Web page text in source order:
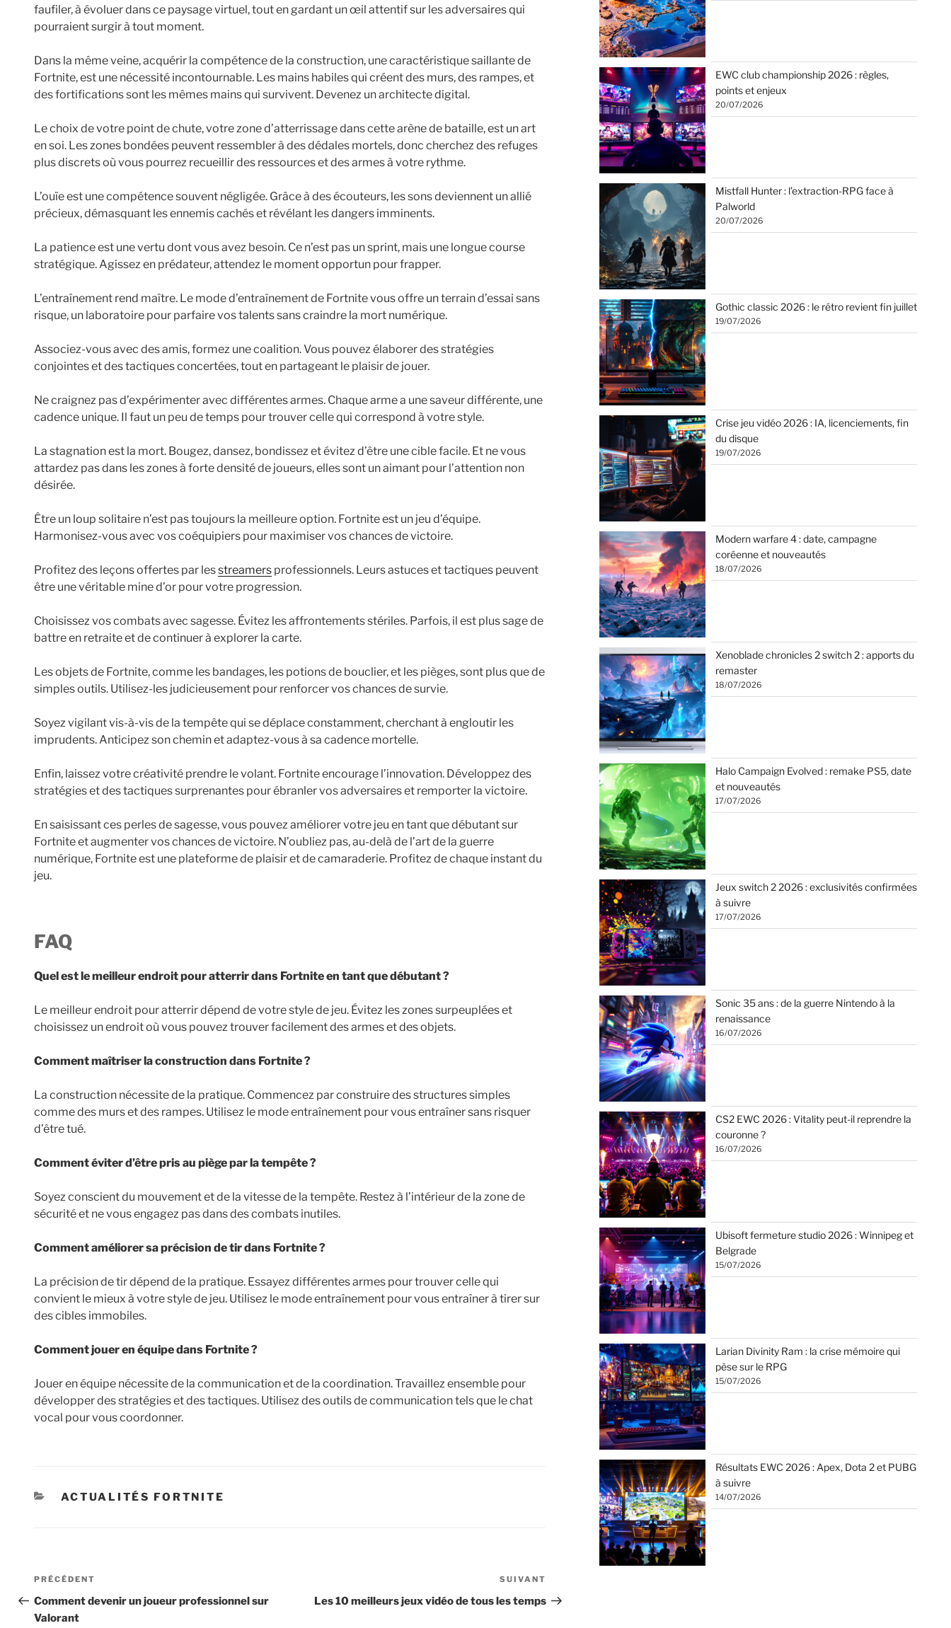
faufiler, à évoluer dans ce paysage virtuel, tout en gardant un œil attentif sur les adversaires qui
pourraient surgir à tout moment.
Dans la même veine, acquérir la compétence de la construction, une caractéristique saillante de
Fortnite, est une nécessité incontournable. Les mains habiles qui créent des murs, des rampes, et
des fortifications sont les mêmes mains qui survivent. Devenez un architecte digital.
Le choix de votre point de chute, votre zone d’atterrissage dans cette arène de bataille, est un art
en soi. Les zones bondées peuvent ressembler à des dédales mortels, donc cherchez des refuges
plus discrets où vous pourrez recueillir des ressources et des armes à votre rythme.
L’ouïe est une compétence souvent négligée. Grâce à des écouteurs, les sons deviennent un allié
précieux, démasquant les ennemis cachés et révélant les dangers imminents.
La patience est une vertu dont vous avez besoin. Ce n’est pas un sprint, mais une longue course
stratégique. Agissez en prédateur, attendez le moment opportun pour frapper.
L’entraînement rend maître. Le mode d’entraînement de Fortnite vous offre un terrain d’essai sans
risque, un laboratoire pour parfaire vos talents sans craindre la mort numérique.
Associez-vous avec des amis, formez une coalition. Vous pouvez élaborer des stratégies
conjointes et des tactiques concertées, tout en partageant le plaisir de jouer.
Ne craignez pas d’expérimenter avec différentes armes. Chaque arme a une saveur différente, une
cadence unique. Il faut un peu de temps pour trouver celle qui correspond à votre style.
La stagnation est la mort. Bougez, dansez, bondissez et évitez d’être une cible facile. Et ne vous
attardez pas dans les zones à forte densité de joueurs, elles sont un aimant pour l’attention non
désirée.
Être un loup solitaire n’est pas toujours la meilleure option. Fortnite est un jeu d’équipe.
Harmonisez-vous avec vos coéquipiers pour maximiser vos chances de victoire.
Profitez des leçons offertes par lesstreamers professionnels. Leurs astuces et tactiques peuvent
être une véritable mine d’or pour votre progression.
Choisissez vos combats avec sagesse. Évitez les affrontements stériles. Parfois, il est plus sage de
battre en retraite et de continuer à explorer la carte.
Les objets de Fortnite, comme les bandages, les potions de bouclier, et les pièges, sont plus que de
simples outils. Utilisez-les judicieusement pour renforcer vos chances de survie.
Soyez vigilant vis-à-vis de la tempête qui se déplace constamment, cherchant à engloutir les
imprudents. Anticipez son chemin et adaptez-vous à sa cadence mortelle.
Enfin, laissez votre créativité prendre le volant. Fortnite encourage l’innovation. Développez des
stratégies et des tactiques surprenantes pour ébranler vos adversaires et remporter la victoire.
En saisissant ces perles de sagesse, vous pouvez améliorer votre jeu en tant que débutant sur
Fortnite et augmenter vos chances de victoire. N’oubliez pas, au-delà de l’art de la guerre
numérique, Fortnite est une plateforme de plaisir et de camaraderie. Profitez de chaque instant du
jeu.
FAQ
Quel est le meilleur endroit pour atterrir dans Fortnite en tant que débutant ?
Le meilleur endroit pour atterrir dépend de votre style de jeu. Évitez les zones surpeuplées et
choisissez un endroit où vous pouvez trouver facilement des armes et des objets.
Comment maîtriser la construction dans Fortnite ?
La construction nécessite de la pratique. Commencez par construire des structures simples
comme des murs et des rampes. Utilisez le mode entraînement pour vous entraîner sans risquer
d’être tué.
Comment éviter d’être pris au piège par la tempête ?
Soyez conscient du mouvement et de la vitesse de la tempête. Restez à l’intérieur de la zone de
sécurité et ne vous engagez pas dans des combats inutiles.
Comment améliorer sa précision de tir dans Fortnite ?
La précision de tir dépend de la pratique. Essayez différentes armes pour trouver celle qui
convient le mieux à votre style de jeu. Utilisez le mode entraînement pour vous entraîner à tirer sur
des cibles immobiles.
Comment jouer en équipe dans Fortnite ?
Jouer en équipe nécessite de la communication et de la coordination. Travaillez ensemble pour
développer des stratégies et des tactiques. Utilisez des outils de communication tels que le chat
vocal pour vous coordonner.
CATÉGORIES
ACTUALITÉS FORTNITE
Navigation
de
Article
précédent
PRÉCÉDENT
Comment devenir un joueur professionnel sur
Valorant
suivant
SUIVANT
Les 10 meilleurs jeux vidéo de tous les temps
EWC club championship 2026 : règles,
points et enjeux
20/07/2026
Mistfall Hunter : l’extraction-RPG face à
Palworld
20/07/2026
Gothic classic 2026 : le rétro revient fin juillet
19/07/2026
Crise jeu vidéo 2026 : IA, licenciements, fin
du disque
19/07/2026
Modern warfare 4 : date, campagne
coréenne et nouveautés
18/07/2026
Xenoblade chronicles 2 switch 2 : apports du
remaster
18/07/2026
Halo Campaign Evolved : remake PS5, date
et nouveautés
17/07/2026
Jeux switch 2 2026 : exclusivités confirmées
à suivre
17/07/2026
Sonic 35 ans : de la guerre Nintendo à la
renaissance
16/07/2026
CS2 EWC 2026 : Vitality peut-il reprendre la
couronne ?
16/07/2026
Ubisoft fermeture studio 2026 : Winnipeg et
Belgrade
15/07/2026
Larian Divinity Ram : la crise mémoire qui
pèse sur le RPG
15/07/2026
Résultats EWC 2026 : Apex, Dota 2 et PUBG
à suivre
14/07/2026